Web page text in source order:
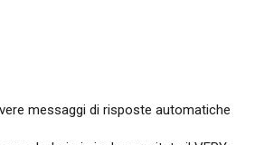
messaggi di risposte automatiche